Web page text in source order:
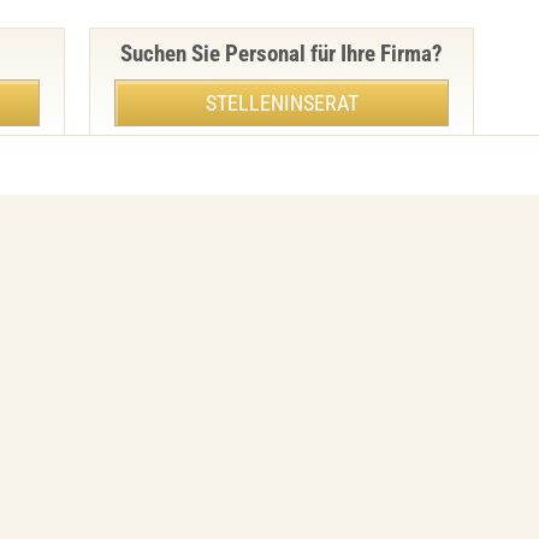
Suchen Sie Personal für Ihre Firma?
STELLENINSERAT